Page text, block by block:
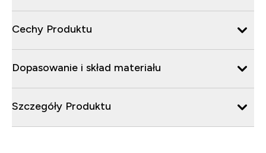
Cechy Produktu
Dopasowanie i skład materiału
Szczegóły Produktu